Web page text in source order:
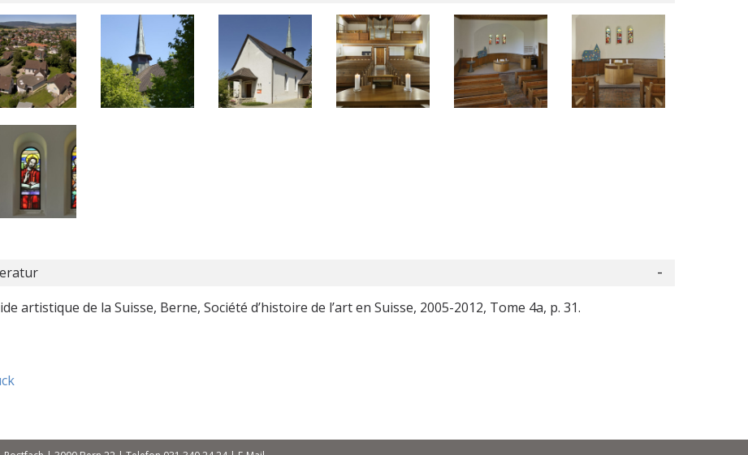
artistique de la Suisse, Berne, Société d’histoire de l’art en Suisse, 2005-2012, Tome 4a, p. 31.